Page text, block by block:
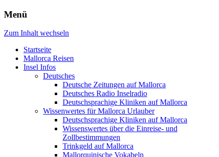
Menü
Zum Inhalt wechseln
Startseite
Mallorca Reisen
Insel Infos
Deutsches
Deutsche Zeitungen auf Mallorca
Deutsches Radio Inselradio
Deutschsprachige Kliniken auf Mallorca
Wissenwertes für Mallorca Urlauber
Deutschsprachige Kliniken auf Mallorca
Wissenswertes über die Einreise- und
Zollbestimmungen
Trinkgeld auf Mallorca
Mallorquinische Vokabeln